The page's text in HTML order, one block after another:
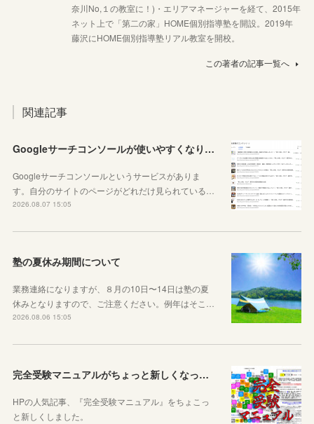
奈川No,１の教室に！)・エリアマネージャーを経て、2015年
ネット上で「第二の家」HOME個別指導塾を開設。2019年
藤沢にHOME個別指導塾リアル教室を開校。
この著者の記事一覧へ
関連記事
Googleサーチコンソールが使いやすくなりました！YouTubeも見れるように！
Googleサーチコンソールというサービスがありま
す。自分のサイトのページがどれだけ見られている…
2026.08.07 15:05
塾の夏休み期間について
業務連絡になりますが、８月の10日〜14日は塾の夏
休みとなりますので、ご注意ください。例年はそこ…
2026.08.06 15:05
完全受験マニュアルがちょっと新しくなったよ！
HPの人気記事、『完全受験マニュアル』をちょこっ
と新しくしました。